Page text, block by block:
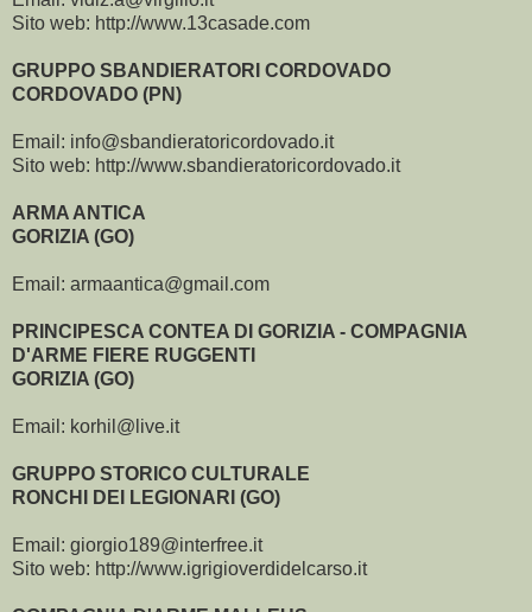
Sito web: http://www.13casade.com
GRUPPO SBANDIERATORI CORDOVADO
CORDOVADO (PN)
Email: info@sbandieratoricordovado.it
Sito web: http://www.sbandieratoricordovado.it
ARMA ANTICA
GORIZIA (GO)
Email: armaantica@gmail.com
PRINCIPESCA CONTEA DI GORIZIA - COMPAGNIA
D'ARME FIERE RUGGENTI
GORIZIA (GO)
Email: korhil@live.it
GRUPPO STORICO CULTURALE
RONCHI DEI LEGIONARI (GO)
Email: giorgio189@interfree.it
Sito web: http://www.igrigioverdidelcarso.it